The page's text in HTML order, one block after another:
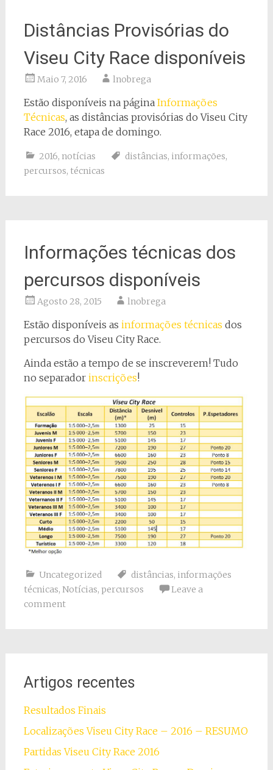
Distâncias Provisórias do
Viseu City Race disponíveis
Maio 7, 2016 lnobrega
Estão disponíveis na página Informações
Técnicas, as distâncias provisórias do Viseu City
Race 2016, etapa de domingo.
2016, notícias distâncias, informações,
percursos, técnicas
Informações técnicas dos
percursos disponíveis
Agosto 28, 2015 lnobrega
Estão disponíveis as informações técnicas dos
percursos do Viseu City Race.
Ainda estão a tempo de se inscreverem! Tudo
no separador inscrições!
Uncategorized distâncias, informações
técnicas, Notícias, percursos
Leave a
comment
Artigos recentes
Resultados Finais
Localizações Viseu City Race – 2016 – RESUMO
Partidas Viseu City Race 2016